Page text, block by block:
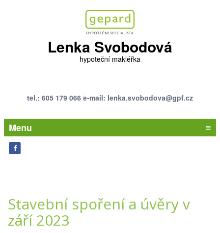
Lenka Svobodová
hypoteční makléřka
tel.: 605 179 066 e-mail: lenka.svobodova@gpf.cz
Menu ≡
Stavební spoření a úvěry v
září 2023